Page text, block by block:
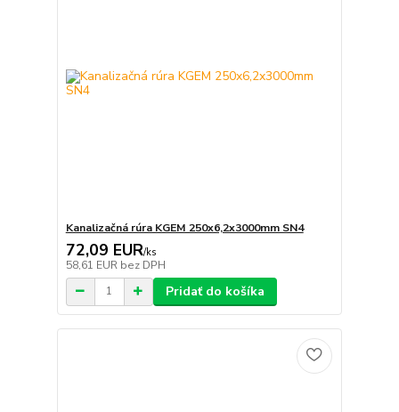
Kanalizačná rúra KGEM 250x6,2x3000mm SN4
72,09 EUR/ks
58,61 EUR bez DPH
Pridať do košíka